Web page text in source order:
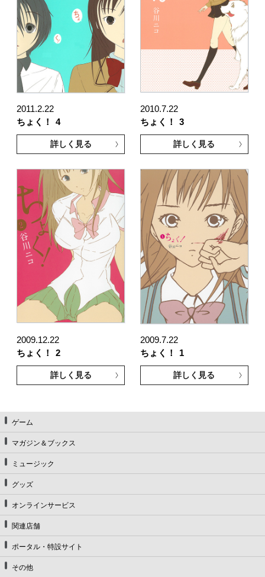
2011.2.22
ちょく！
4
詳しく見る
2010.7.22
ちょく！
3
詳しく見る
2009.12.22
ちょく！
2
詳しく見る
2009.7.22
ちょく！
1
詳しく見る
ゲーム
マガジン＆ブックス
ミュージック
グッズ
オンラインサービス
関連店舗
ポータル・特設サイト
その他